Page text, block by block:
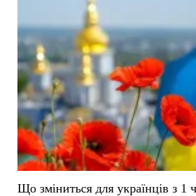
Що зміниться для українців з 1